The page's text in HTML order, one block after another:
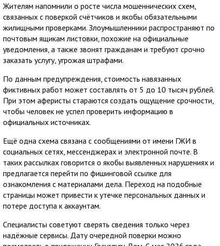
Жителям напомнили о росте числа мошеннических схем,
связанных с поверкой счётчиков и якобы обязательными
жилищными проверками. Злоумышленники распространяют по
почтовым ящикам листовки, похожие на официальные
уведомления, а также звонят гражданам и требуют срочно
заказать услугу, угрожая штрафами.
По данным предупреждения, стоимость навязанных
фиктивных работ может составлять от 5 до 10 тысяч рублей.
При этом аферисты стараются создать ощущение срочности,
чтобы человек не успел проверить информацию в
официальных источниках.
Ещё одна схема связана с сообщениями от имени ГЖИ в
социальных сетях, мессенджерах и электронной почте. В
таких рассылках говорится о якобы выявленных нарушениях и
предлагается перейти по фишинговой ссылке для
ознакомления с материалами дела. Переход на подобные
страницы может привести к утечке персональных данных и
потере доступа к аккаунтам.
Специалисты советуют сверять сведения только через
надёжные сервисы. Дату очередной поверки можно